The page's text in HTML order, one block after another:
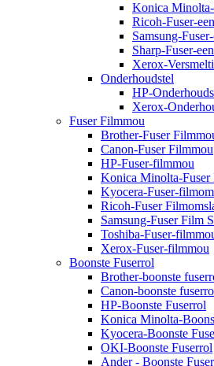
Konica
Ricoh-Fuser-
Samsung-
Sharp-Fuser-
Xerox-
Onderhoudstel
HP-
Xerox-
Fuser Filmmou
Brother-Fuser
Canon-Fuser Filmmou
HP-Fuser-filmmou
Konica Minolta-Fuser
Kyocera-Fuser-
Ricoh-Fuser
Samsung-Fuser Film
Toshiba-Fuser-
Xerox-Fuser-filmmou
Boonste Fuserrol
Brother-boonste
Canon-boonste
HP-Boonste Fuserrol
Konica Minolta-
Kyocera-Boonste
OKI-Boonste Fuserrol
Ander - Boonste